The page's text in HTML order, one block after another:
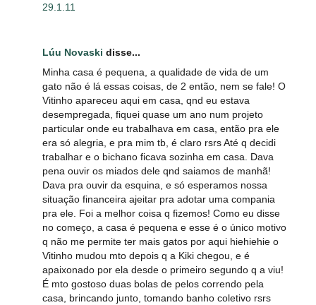
29.1.11
Lúu Novaski disse...
Minha casa é pequena, a qualidade de vida de um
gato não é lá essas coisas, de 2 então, nem se fale! O
Vitinho apareceu aqui em casa, qnd eu estava
desempregada, fiquei quase um ano num projeto
particular onde eu trabalhava em casa, então pra ele
era só alegria, e pra mim tb, é claro rsrs Até q decidi
trabalhar e o bichano ficava sozinha em casa. Dava
pena ouvir os miados dele qnd saiamos de manhã!
Dava pra ouvir da esquina, e só esperamos nossa
situação financeira ajeitar pra adotar uma compania
pra ele. Foi a melhor coisa q fizemos! Como eu disse
no começo, a casa é pequena e esse é o único motivo
q não me permite ter mais gatos por aqui hiehiehie o
Vitinho mudou mto depois q a Kiki chegou, e é
apaixonado por ela desde o primeiro segundo q a viu!
É mto gostoso duas bolas de pelos correndo pela
casa, brincando junto, tomando banho coletivo rsrs